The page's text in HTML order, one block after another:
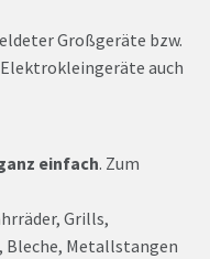
Großgeräte bzw.
auch
einfach. Zum
Grills,
Bleche, Metallstangen